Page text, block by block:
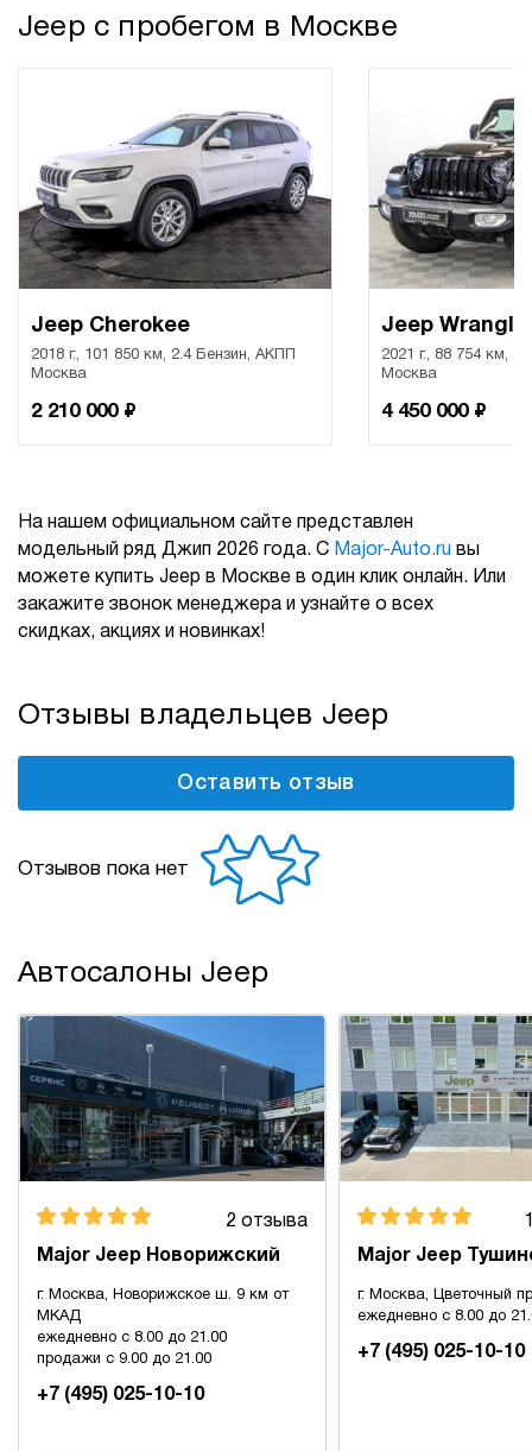
Jeep с пробегом в Москве
Jeep Cherokee
2018 г., 101 850 км, 2.4 Бензин, АКПП
Москва
2 210 000 ₽
Jeep
2021 г., 88 754 км,
Москва
4 450 000 ₽
На нашем официальном сайте представлен
модельный ряд Джип 2026 года. С Major-Auto.ru вы
можете купить Jeep в Москве в один клик онлайн. Или
закажите звонок менеджера и узнайте о всех
скидках, акциях и новинках!
Отзывы владельцев Jeep
Оставить отзыв
Отзывов пока нет
Автосалоны Jeep
2 отзыва
Major Jeep Новорижский
г. Москва, Новорижское ш. 9 км от
МКАД
ежедневно с 8.00 до 21.00
продажи с 9.00 до 21.00
+7 (495) 025-10-10
Major Jeep
г. Москва, Цветочный
ежедневно с 8.00 до
+7 (495) 025-10-10